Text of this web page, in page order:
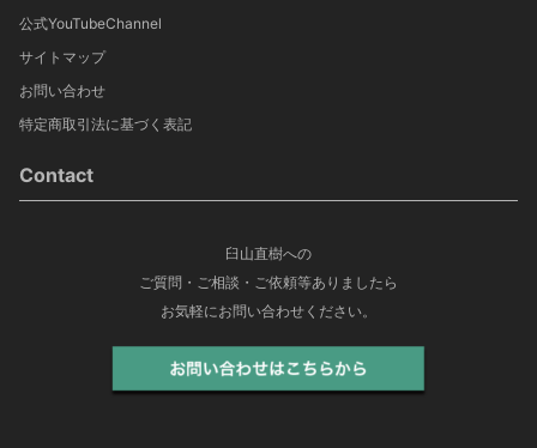
公式YouTubeChannel
サイトマップ
お問い合わせ
特定商取引法に基づく表記
Contact
臼山直樹への
ご質問・ご相談・ご依頼等ありましたら
お気軽にお問い合わせください。